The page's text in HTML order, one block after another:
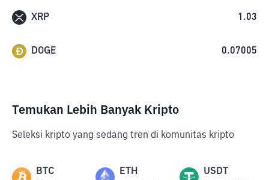
XRP 1.03
DOGE 0.07005
Temukan Lebih Banyak Kripto
Seleksi kripto yang sedang tren di komunitas kripto
BTC ETH USDT